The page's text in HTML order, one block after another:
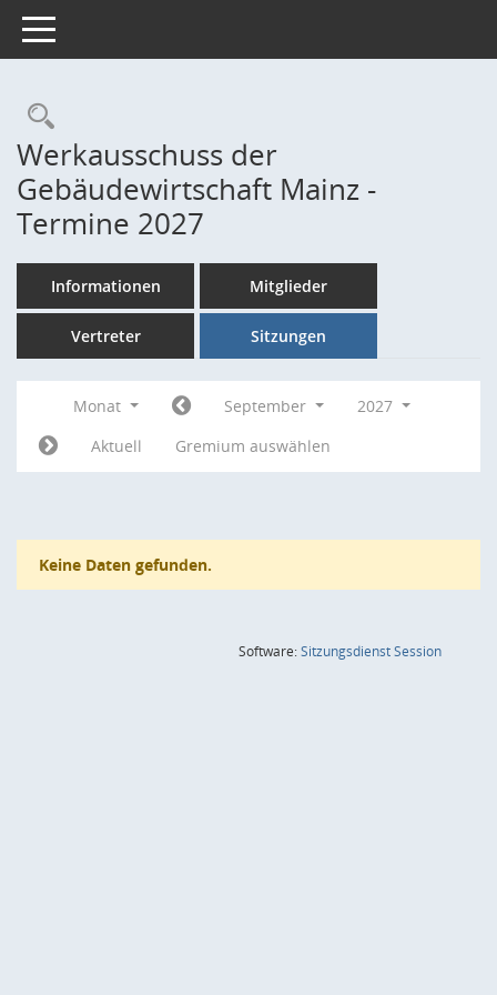
Toggle navigation
Rechercheauswahl
Werkausschuss der
Gebäudewirtschaft Mainz -
Termine 2027
Informationen Mitglieder
Vertreter Sitzungen
Monat September
2027
Aktuell
Gremium auswählen
Keine Daten gefunden.
Software:SitzungsdienstSession(Wird in